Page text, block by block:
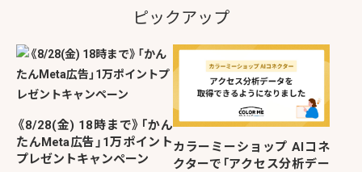
ピックアップ
《8/28(金) 18時まで》「かん
たんMeta広告」1万ポイント
プレゼントキャンペーン
カラーミーショップ AIコネ
クターで「アクセス分析デー